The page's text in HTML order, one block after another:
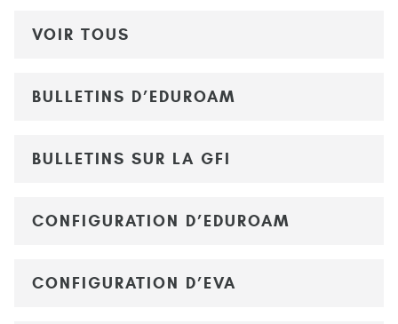
VOIR TOUS
BULLETINS D’EDUROAM
BULLETINS SUR LA GFI
CONFIGURATION D’EDUROAM
CONFIGURATION D’EVA